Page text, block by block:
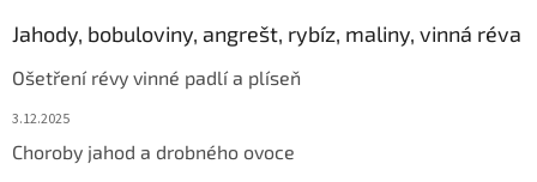
Jahody, bobuloviny, angrešt, rybíz, maliny, vinná réva
Ošetření révy vinné padlí a plíseň
3.12.2025
Choroby jahod a drobného ovoce